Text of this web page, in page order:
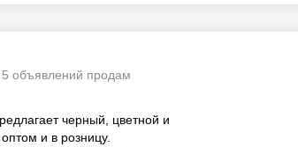
5 объявлений продам
черный, цветной и
и в розницу.